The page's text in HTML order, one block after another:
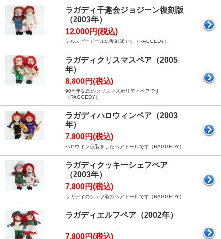
ラガディ千趣会ジョジーン復刻版
（2003年）
12,000円(税込)
シルスビードールの復刻版です（RAGGEDY）
ラガディクリスマスペア（2005
年）
8,800円(税込)
90周年記念のクリスマスホリデイペアです
（RAGGEDY）
ラガディハロウィンペア（2003
年）
7,800円(税込)
ハロウィン仮装をしたペアドールです（RAGGEDY）
ラガディクッキーシェフペア
（2003年）
7,800円(税込)
ラガディのシェフ姿のペアドールです（RAGGEDY）
ラガディエルフペア（2002年）
7,800円(税込)